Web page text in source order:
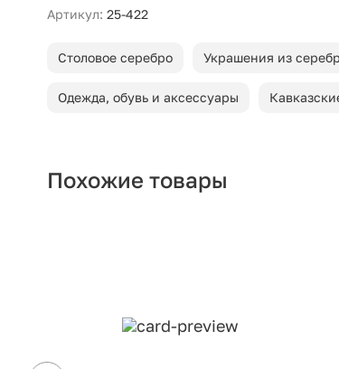
Артикул: 25-422
Столовое серебро Украшения из
Одежда, обувь и аксессуары
Похожие товары